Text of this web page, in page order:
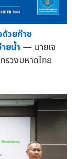
วยก๊าซ
ยน้ำ — นายเจ
รวงมหาดไทย